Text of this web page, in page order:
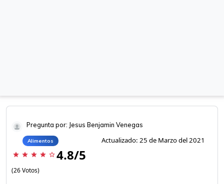
Pregunta por: Jesus Benjamin Venegas
Alimentos Actualizado: 25 de Marzo del 2021
star star star star star_border 4.8/5
(26 Votos)